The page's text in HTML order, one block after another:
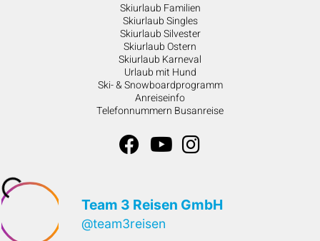
Skiurlaub Familien
Skiurlaub Singles
Skiurlaub Silvester
Skiurlaub Ostern
Skiurlaub Karneval
Urlaub mit Hund
Ski- & Snowboardprogramm
Anreiseinfo
Telefonnummern Busanreise